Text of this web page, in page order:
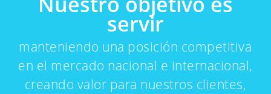
servir
manteniendo una posición competitiva
en el mercado nacional e internacional,
creando valor para nuestros clientes,